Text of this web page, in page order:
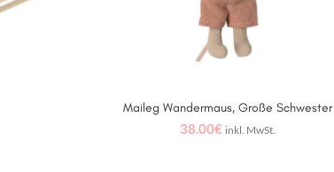
WEITERLESEN
Maileg Wandermaus, Große Schwester
38.00€ inkl. MwSt.